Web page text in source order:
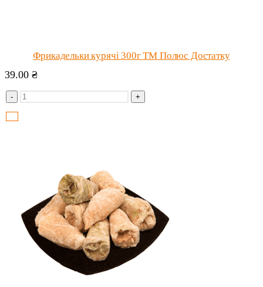
Фрикадельки курячі 300г ТМ Полюс Достатку
39.00 ₴
- +